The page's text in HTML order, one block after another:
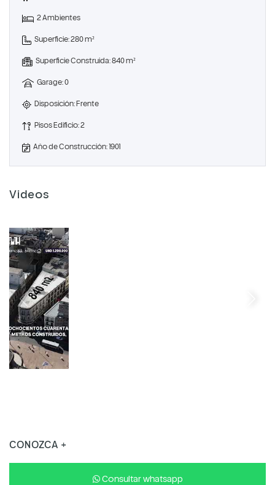
2 Ambientes
Superficie: 280 m²
Superficie Construida: 840 m²
Garage: 0
Disposición: Frente
Pisos Edificio: 2
Año de Construcción: 1901
Videos
CONOZCA +
Consultar whatsapp